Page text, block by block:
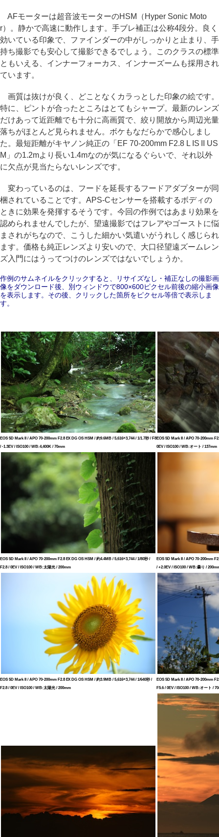
AFモーターは超音波モーターのHSM（Hyper Sonic Moto
r）。静かで高速に動作します。手ブレ補正は公称4段分。良く
効いている印象で、ファインダーの中がしっかりと止まり、手
持ち撮影でも安心して撮影できるでしょう。このクラスの標準
ともいえる、インナーフォーカス、インナーズームも採用され
ています。
画質は抜けが良く、どことなくカラっとした印象の絵です。
特に、ピントが合ったところはとてもシャープ。最新のレンズ
だけあって近距離でも十分に高画質で、絞り開放から周辺光量
落ちがほとんど見られません。ボケもなだらかで感心しまし
た。最短距離がキヤノン純正の「EF 70-200mm F2.8 L IS II US
M」の1.2mより長い1.4mなのが気になるぐらいで、それ以外
に欠点が見当たらないレンズです。
変わっているのは、フードを延長するフードアダプターが同
梱されていることです。APS-Cセンサーを搭載するボディの
ときに効果を発揮するそうです。今回の作例ではあまり効果を
認められませんでしたが、望遠撮影ではフレアやゴーストに悩
まされがちなので、こうした細かい気遣いがうれしく感じられ
ます。価格も純正レンズより安いので、大口径望遠ズームレン
ズ入門にはうってつけのレンズではないでしょうか。
作例のサムネイルをクリックすると、リサイズなし・補正なしの撮影画
像をダウンロード後、別ウィンドウで800×600ピクセル前後の縮小画像
を表示します。その後、クリックした箇所をピクセル等倍で表示しま
す。
EOS 5D Mark II / APO 70-200mm F2.8 EX DG OS HSM / 約9.6MB / 5,616×3,744 / 1/1.7秒 / F8
/ -1.3EV / ISO100 / WB:4,400K / 70mm
EOS 5D Mark II / APO 70-200mm
0EV / ISO100 / WB:オート / 137mm
EOS 5D Mark II / APO 70-200mm F2.8 EX DG OS HSM / 約4.4MB / 5,616×3,744 / 1/80秒 /
F2.8 / 0EV / ISO100 / WB:太陽光 / 200mm
EOS 5D Mark II / APO 70-200mm
/ +2.0EV / ISO100 / WB:曇り /
EOS 5D Mark II / APO 70-200mm F2.8 EX DG OS HSM / 約3.9MB / 5,616×3,744 / 1/640秒 /
F2.8 / 0EV / ISO100 / WB:太陽光 / 200mm
EOS 5D Mark II / APO 70-200mm
F5.6 / 0EV / ISO100 / WB:オート /